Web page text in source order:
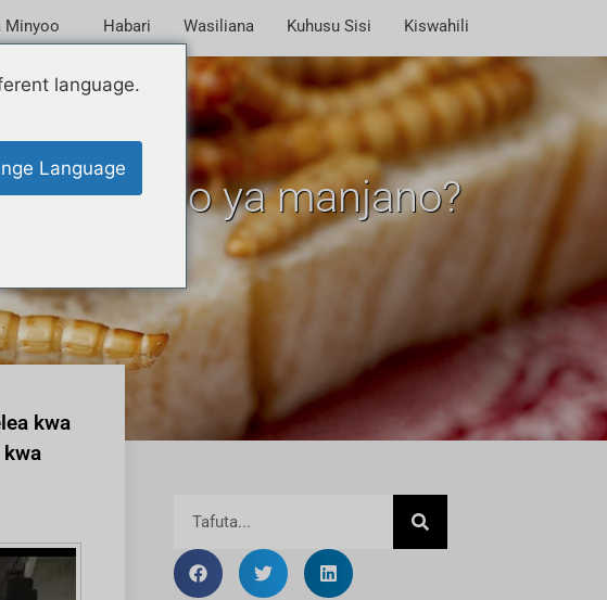
Minyoo Habari Wasiliana Kuhusu Sisi Kiswahili
minyoo ya manjano?
kwa
language.
Language